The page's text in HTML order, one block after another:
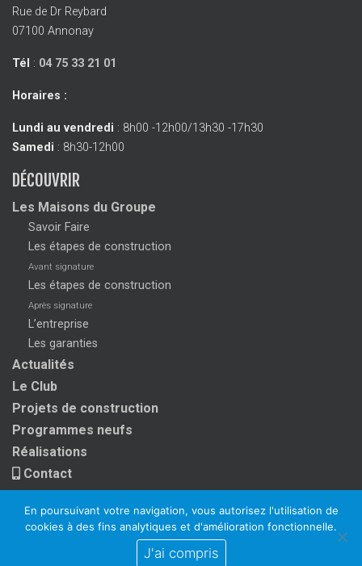
Rue de Dr Reybard
07100 Annonay
Tél : 04 75 33 21 01
Horaires :
Lundi au vendredi : 8h00 -12h00/13h30 -17h30
Samedi : 8h30-12h00
DÉCOUVRIR
Les Maisons du Groupe
Savoir Faire
Les étapes de construction
Avant signature
Les étapes de construction
Après signature
L’entreprise
Les garanties
Actualités
Le Club
Projets de construction
Programmes neufs
Réalisations
Contact
Mentions légales
En poursuivant votre navigation, vous autorisez l'utilisation de
cookies à des fins analytiques et d'amélioration fonctionnelle.
J'ai compris